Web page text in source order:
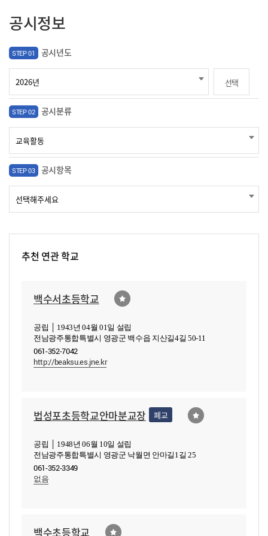
공시정보
STEP 01 공시년도
선택
STEP 02 공시분류
STEP 03 공시항목
추천 연관 학교
백수서초등학교
공립 │ 1943년 04월 01일 설립
전남광주통합특별시 영광군 백수읍 지산길4길 50-11
061-352-7042
http://beaksu.es.jne.kr
법성포초등학교안마분교장 폐교
공립 │ 1948년 06월 10일 설립
전남광주통합특별시 영광군 낙월면 안마길1길 25
061-352-3349
없음
백수초등학교